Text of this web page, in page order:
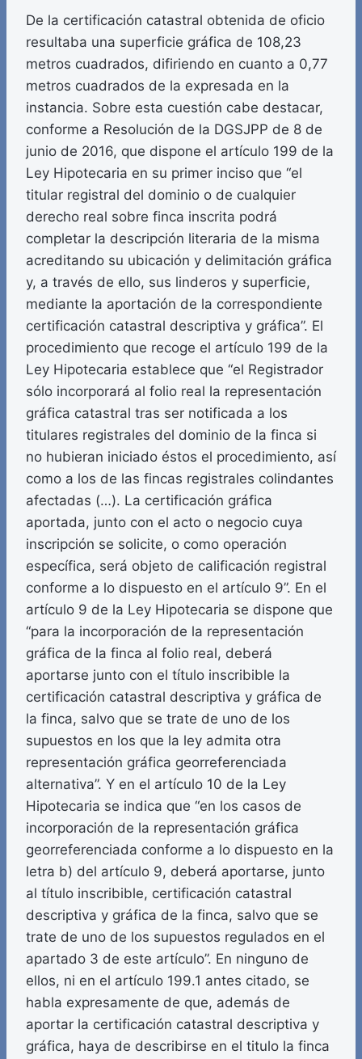
De la certificación catastral obtenida de oficio
resultaba una superficie gráfica de 108,23
metros cuadrados, difiriendo en cuanto a 0,77
metros cuadrados de la expresada en la
instancia. Sobre esta cuestión cabe destacar,
conforme a Resolución de la DGSJPP de 8 de
junio de 2016, que dispone el artículo 199 de la
Ley Hipotecaria en su primer inciso que “el
titular registral del dominio o de cualquier
derecho real sobre finca inscrita podrá
completar la descripción literaria de la misma
acreditando su ubicación y delimitación gráfica
y, a través de ello, sus linderos y superficie,
mediante la aportación de la correspondiente
certificación catastral descriptiva y gráfica”. El
procedimiento que recoge el artículo 199 de la
Ley Hipotecaria establece que “el Registrador
sólo incorporará al folio real la representación
gráfica catastral tras ser notificada a los
titulares registrales del dominio de la finca si
no hubieran iniciado éstos el procedimiento, así
como a los de las fincas registrales colindantes
afectadas (…). La certificación gráfica
aportada, junto con el acto o negocio cuya
inscripción se solicite, o como operación
específica, será objeto de calificación registral
conforme a lo dispuesto en el artículo 9”. En el
artículo 9 de la Ley Hipotecaria se dispone que
“para la incorporación de la representación
gráfica de la finca al folio real, deberá
aportarse junto con el título inscribible la
certificación catastral descriptiva y gráfica de
la finca, salvo que se trate de uno de los
supuestos en los que la ley admita otra
representación gráfica georreferenciada
alternativa”. Y en el artículo 10 de la Ley
Hipotecaria se indica que “en los casos de
incorporación de la representación gráfica
georreferenciada conforme a lo dispuesto en la
letra b) del artículo 9, deberá aportarse, junto
al título inscribible, certificación catastral
descriptiva y gráfica de la finca, salvo que se
trate de uno de los supuestos regulados en el
apartado 3 de este artículo”. En ninguno de
ellos, ni en el artículo 199.1 antes citado, se
habla expresamente de que, además de
aportar la certificación catastral descriptiva y
gráfica, haya de describirse en el titulo la finca